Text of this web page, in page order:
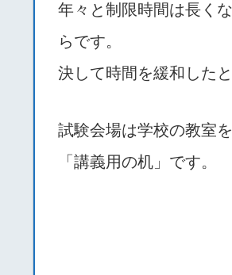
年々と制限時間は長く
らです。
決して時間を緩和した
試験会場は学校の教室
「講義用の机」です。